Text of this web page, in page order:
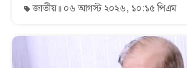
জাতীয় ০৬ আগস্ট ২০২৬, ১০:১৫ পিএম